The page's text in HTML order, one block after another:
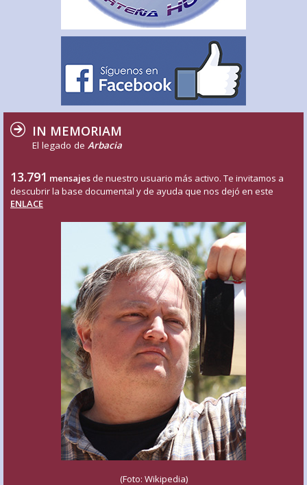
IN MEMORIAM
El legado de Arbacia
13.791 mensajes de nuestro usuario más activo. Te invitamos a
descubrir la base documental y de ayuda que nos dejó en este
ENLACE
(Foto: Wikipedia)